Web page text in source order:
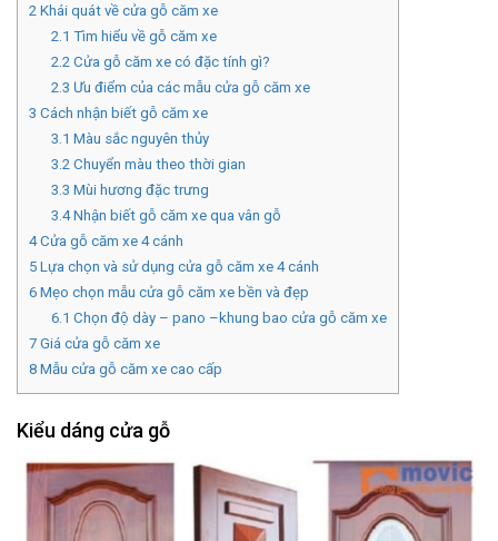
2 Khái quát về cửa gỗ căm xe
2.1 Tìm hiểu về gỗ căm xe
2.2 Cửa gỗ căm xe có đặc tính gì?
2.3 Ưu điểm của các mẫu cửa gỗ căm xe
3 Cách nhận biết gỗ căm xe
3.1 Màu sắc nguyên thủy
3.2 Chuyển màu theo thời gian
3.3 Mùi hương đặc trưng
3.4Nhận biết gỗ căm xe qua vân gỗ
4Cửa gỗ căm xe 4 cánh
5 Lựa chọn và sử dụng cửa gỗ căm xe 4 cánh
6 Mẹo chọn mẫu cửa gỗ căm xe bền và đẹp
6.1 Chọn độ dày – pano –khung bao cửa gỗ căm xe
7 Giá cửa gỗ căm xe
8 Mẫu cửa gỗ căm xe cao cấp
Kiểu dáng cửa gỗ